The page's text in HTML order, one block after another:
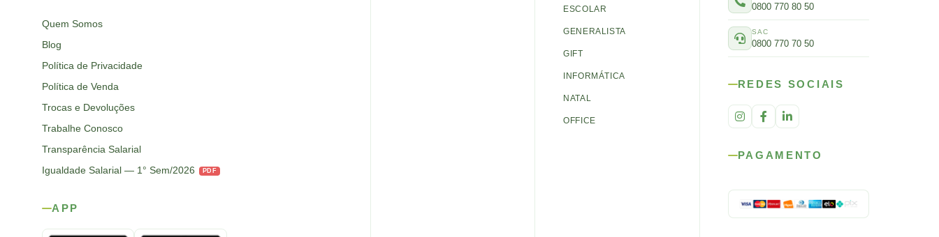
Quem Somos
Blog
Política de Privacidade
Política de Venda
Trocas e Devoluções
Trabalhe Conosco
Transparência Salarial
Igualdade Salarial — 1° Sem/2026
PDF
APP
ESCOLAR
GENERALISTA
GIFT
INFORMÁTICA
NATAL
OFFICE
0800 770 80 50
SAC
0800 770 70 50
REDES SOCIAIS
PAGAMENTO